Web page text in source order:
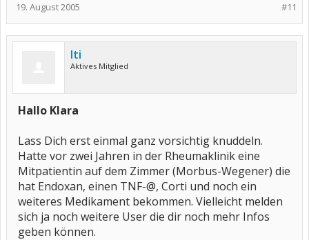
#11
19. August 2005
Iti
Aktives Mitglied
Hallo Klara
Lass Dich erst einmal ganz vorsichtig knuddeln.
Hatte vor zwei Jahren in der Rheumaklinik eine
Mitpatientin auf dem Zimmer (Morbus-Wegener) die
hat Endoxan, einen TNF-@, Corti und noch ein
weiteres Medikament bekommen. Vielleicht melden
sich ja noch weitere User die dir noch mehr Infos
geben können.